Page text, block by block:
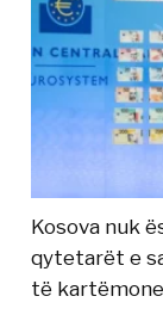
Kosova nuk
qytetarët e
të